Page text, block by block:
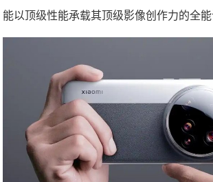
能以顶级性能承载其顶级影像创作力的全能